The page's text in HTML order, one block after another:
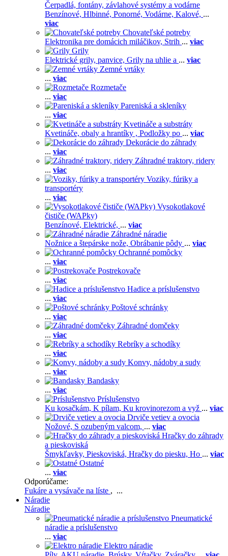
Čerpadlá, fontány, závlahové systémy a vodárne
Benzínové, Hlbinné, Ponorné, Vodárne, Kalové, ...
viac
Chovateľské potreby
Elektronika pre domácich miláčikov, Strih ... viac
Grily
Elektrické grily, panvice, Grily na uhlie a ... viac
Zemné vrtáky
... viac
Rozmetače
... viac
Pareniská a skleníky
... viac
Kvetináče a substráty
Kvetináče, obaly a hrantíky , Podložky po ... viac
Dekorácie do záhrady
... viac
Záhradné traktory, ridery
... viac
Voziky, fúriky a
transportéry
... viac
Vysokotlakové
čističe (WAPky)
Benzínové, Elektrické, ... viac
Záhradné náradie
Nožnice a štepárske nože, Obrábanie pôdy ... viac
Ochranné pomôcky
... viac
Postrekovače
... viac
Hadice a príslušenstvo
... viac
Poštové schránky
... viac
Záhradné domčeky
... viac
Rebríky a schodíky
... viac
Konvy, nádoby a sudy
... viac
Bandasky
... viac
Príslušenstvo
Ku kosačkám, K pílam, Ku krovinorezom a vyž ... viac
Drviče vetiev a ovocia
Nožové, S ozubeným valcom, ... viac
Hračky do záhrady
a pieskoviská
Šmykľavky, Pieskoviská, Hračky do piesku, Ho ... viac
Ostatné
... viac
Odporúčame:
Fukáre a vysávače na líste , ...
Náradie
Náradie
Pneumatické
náradie a príslušenstvo
... viac
Elektro náradie